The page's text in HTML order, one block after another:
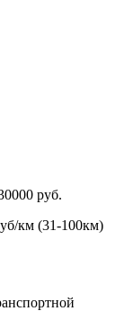
руб.
км (31-100км)